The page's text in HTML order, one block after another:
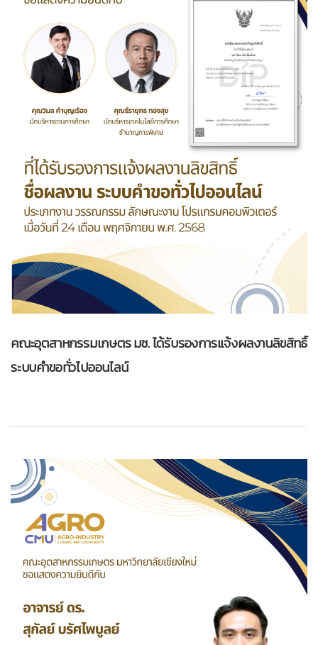
คณะอุตสาหกรรมเกษตร มช. ได้รับรองการแจ้งผลงานลิขสิทธิ์
ระบบคำขอทั่วไปออนไลน์